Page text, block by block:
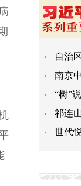
自治
南京
“树”
祁连
世代